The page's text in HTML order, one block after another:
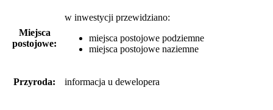
Miejsca
postojowe:
w inwestycji przewidziano:
miejsca postojowe podziemne
miejsca postojowe naziemne
Przyroda: informacja u dewelopera